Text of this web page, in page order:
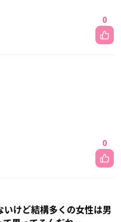
0
0
いけど結構多くの女性は男